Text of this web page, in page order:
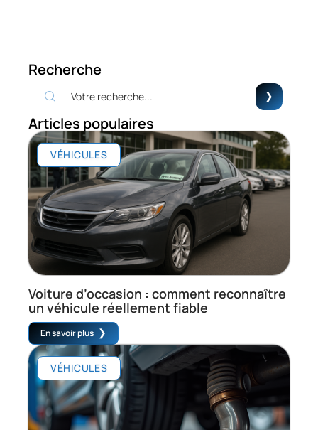
Recherche
Articles populaires
VÉHICULES
Voiture d’occasion : comment reconnaître
un véhicule réellement fiable
En savoir plus
VÉHICULES